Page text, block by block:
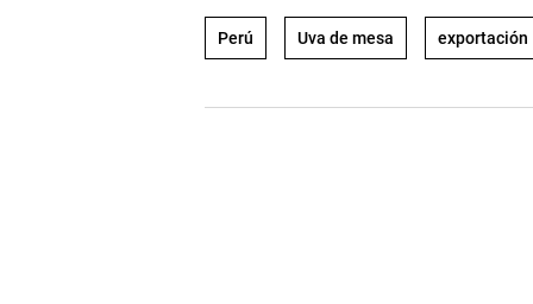
Perú Uva de mesa exportación